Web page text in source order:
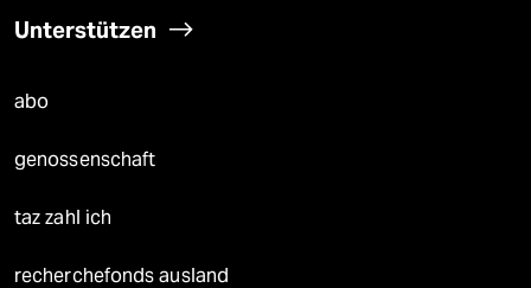
Unterstützen
abo
genossenschaft
taz zahl ich
recherchefonds ausland